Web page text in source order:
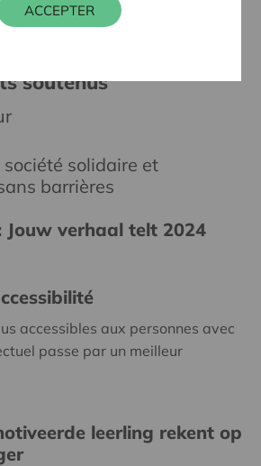
soutenus
solidaire et
barrières
Jouw verhaal telt 2024
accessibles aux personnes avec
passe par un meilleur
leerling rekent op
ACCEPTER